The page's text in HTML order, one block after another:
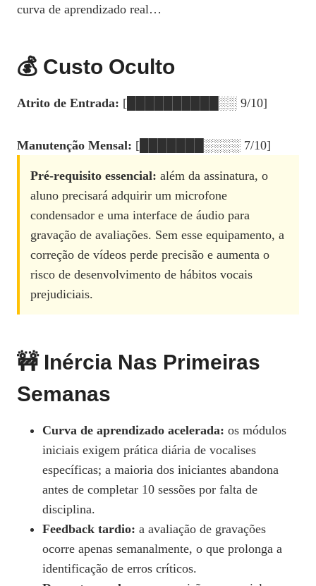
curva de aprendizado real…
💰 Custo Oculto
Atrito de Entrada: [██████████░░ 9/10]
Manutenção Mensal: [███████░░░░ 7/10]
Pré‑requisito essencial: além da assinatura, o
aluno precisará adquirir um microfone
condensador e uma interface de áudio para
gravação de avaliações. Sem esse equipamento, a
correção de vídeos perde precisão e aumenta o
risco de desenvolvimento de hábitos vocais
prejudiciais.
🚧 Inércia Nas Primeiras
Semanas
Curva de aprendizado acelerada: os módulos
iniciais exigem prática diária de vocalises
específicas; a maioria dos iniciantes abandona
antes de completar 10 sessões por falta de
disciplina.
Feedback tardio: a avaliação de gravações
ocorre apenas semanalmente, o que prolonga a
identificação de erros críticos.